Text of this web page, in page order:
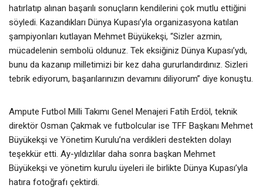
hatırlatıp alınan başarılı sonuçların kendilerini çok mutlu ettiğini
söyledi. Kazandıkları Dünya Kupası’yla organizasyona katılan
şampiyonları kutlayan Mehmet Büyükekşi, “Sizler azmin,
mücadelenin sembolü oldunuz. Tek eksiğiniz Dünya Kupası’ydı,
bunu da kazanıp milletimizi bir kez daha gururlandırdınız. Sizleri
tebrik ediyorum, başarılarınızın devamını diliyorum” diye konuştu.
Ampute Futbol Milli Takımı Genel Menajeri Fatih Erdöl, teknik
direktör Osman Çakmak ve futbolcular ise TFF Başkanı Mehmet
Büyükekşi ve Yönetim Kurulu’na verdikleri destekten dolayı
teşekkür etti. Ay-yıldızlılar daha sonra başkan Mehmet
Büyükekşi ve yönetim kurulu üyeleri ile birlikte Dünya Kupası’yla
hatıra fotoğrafı çektirdi.